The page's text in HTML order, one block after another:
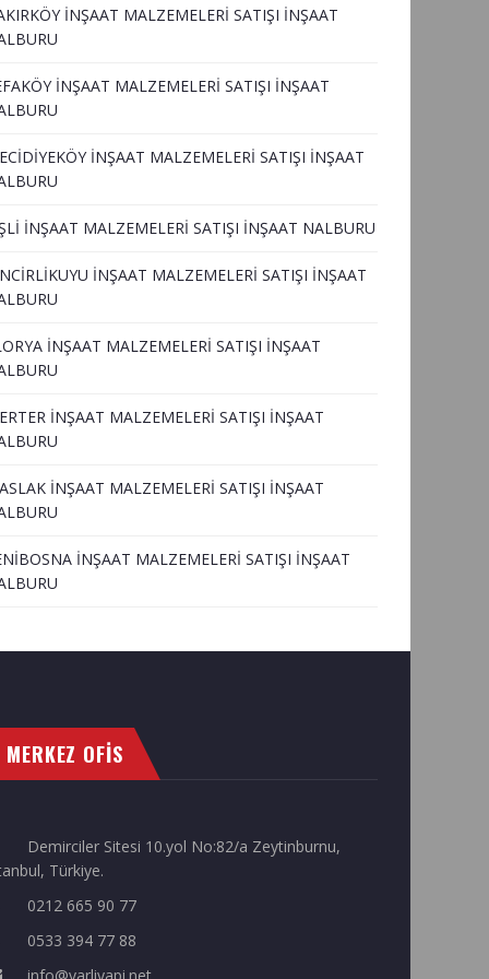
İNŞAAT MALZEMELERİ SATIŞI İNŞAAT
İNŞAAT MALZEMELERİ SATIŞI İNŞAAT
İNŞAAT MALZEMELERİ SATIŞI İNŞAAT
İNŞAAT MALZEMELERİ SATIŞI İNŞAAT NALBURU
İNŞAAT MALZEMELERİ SATIŞI İNŞAAT
İNŞAAT MALZEMELERİ SATIŞI İNŞAAT
İNŞAAT MALZEMELERİ SATIŞI İNŞAAT
İNŞAAT MALZEMELERİ SATIŞI İNŞAAT
İNŞAAT MALZEMELERİ SATIŞI İNŞAAT
MERKEZ OFİS
Demirciler Sitesi 10.yol No:82/a Zeytinburnu,
Türkiye.
0212 665 90 77
0533 394 77 88